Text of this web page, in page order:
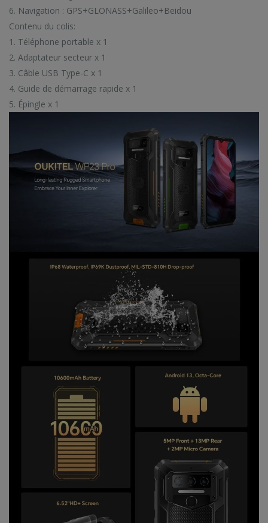
6. Navigation : GPS+GLONASS+Galileo+Beidou
Contenu du colis:
1. Téléphone portable x 1
2. Adaptateur secteur x 1
3. Câble USB Type-C x 1
4. Guide de démarrage rapide x 1
5. Épingle x 1